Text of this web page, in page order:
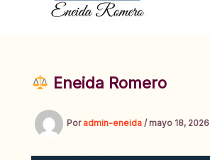
Eneida Romero
Por admin-eneida / mayo 18, 2026